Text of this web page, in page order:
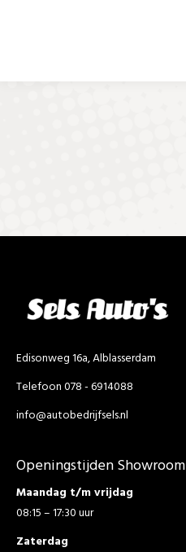
Edisonweg 16a, Alblasserdam
Telefoon 078 - 6914088
info@autobedrijfsels.nl
Openingstijden Showroom
Maandag t/m vrijdag
08:15 – 17:30 uur
Zaterdag